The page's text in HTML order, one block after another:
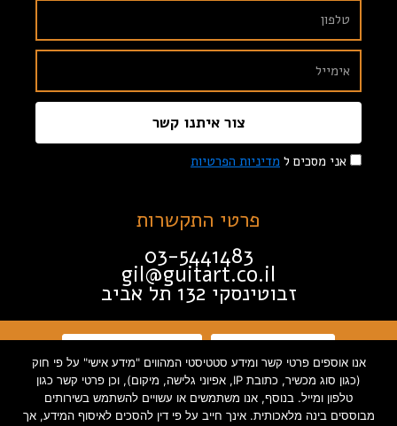
אני מסכים ל מדיניות הפרטיות
צור איתנו קשר
פרטי התקשרות
03-5441483
gil@guitart.co.il
זבוטינסקי 132 תל אביב
הצהרת נגישות
מדיניות פרטיות
אנו אוספים פרטי קשר ומידע סטטיסטי המהווים "מידע אישי" על פי חוק
(כגון סוג מכשיר, כתובת IP, אפיוני גלישה, מיקום), וכן פרטי קשר כגון
טלפון ומייל. בנוסף, אנו משתמשים או עשויים להשתמש בשירותים
מבוססים בינה מלאכותית. אינך חייב על פי דין להסכים לאיסוף המידע, אך